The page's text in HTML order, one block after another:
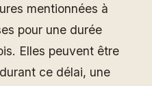
mentionnées à
pour une durée
Elles peuvent être
ce délai, une